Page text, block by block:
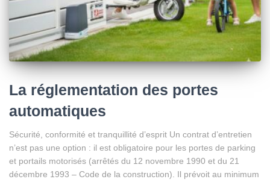
La réglementation des portes
automatiques
Sécurité, conformité et tranquillité d’esprit Un contrat d’entretien
n’est pas une option : il est obligatoire pour les portes de parking
et portails motorisés (arrêtés du 12 novembre 1990 et du 21
décembre 1993 – Code de la construction). Il prévoit au minimum